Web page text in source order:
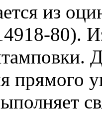
из
80).
прямого